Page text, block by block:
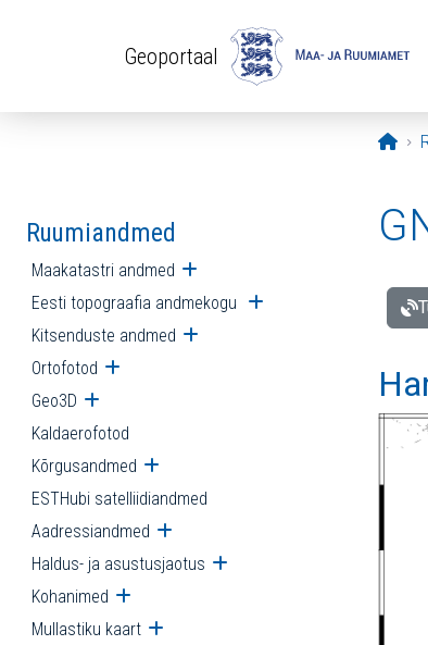
Geoportaal
Ruumiandmed
Maakatastri andmed Ava alammenüü
Eesti topograafia andmekogu Ava alammenüü
Kitsenduste andmed Ava alammenüü
Ortofotod Ava alammenüü
Geo3D Ava alammenüü
Kaldaerofotod
Kõrgusandmed Ava alammenüü
ESTHubi satelliidiandmed
Aadressiandmed Ava alammenüü
Haldus- ja asustusjaotus Ava alammenüü
Kohanimed Ava alammenüü
Mullastiku kaart Ava alammenüü